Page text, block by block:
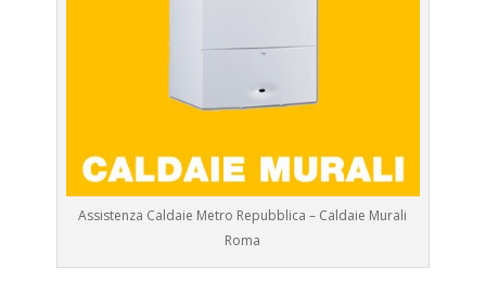
Assistenza Caldaie Metro Repubblica – Caldaie Murali
Roma